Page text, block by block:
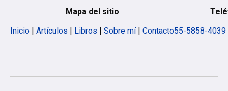
Mapa del sitio
Inicio Artículos Libros Sobre mí| Contacto55-5858-4039